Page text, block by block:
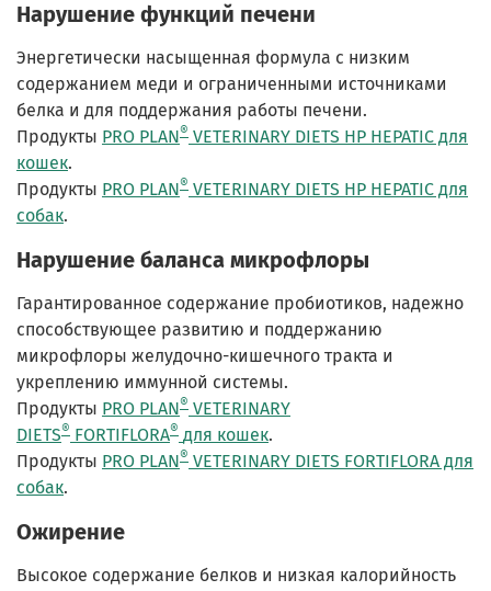
Нарушение функций печени
Энергетически насыщенная формула с низким
содержанием меди и ограниченными источниками
белка и для поддержания работы печени.
Продукты PRO PLAN® VETERINARY DIETS HP HEPATIC для
кошек.
Продукты PRO PLAN® VETERINARY DIETS HP HEPATIC для
собак.
Нарушение баланса микрофлоры
Гарантированное содержание пробиотиков, надежно
способствующее развитию и поддержанию
микрофлоры желудочно-кишечного тракта и
укреплению иммунной системы.
Продукты PRO PLAN® VETERINARY
DIETS® FORTIFLORA® для кошек.
Продукты PRO PLAN® VETERINARY DIETS FORTIFLORA для
собак.
Ожирение
Высокое содержание белков и низкая калорийность